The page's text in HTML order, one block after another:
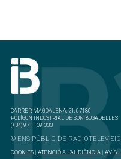
CARRER MAGDALENA, 21, 07180
POLÍGON INDUSTRIAL DE SON BUGADELLES
(+34) 971 139 333
© ENS PÚBLIC DE
COOKIES |ATENCIÓ A L'AUDIÈNCIA |AVÍS